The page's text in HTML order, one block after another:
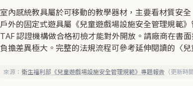
室內感統教具屬於可移動的教學器材，主要看材質安
戶外的固定式遊具屬《兒童遊戲場設施安全管理規範
TAF 認證機構做合格初檢才能對外開放。請廠商在書
負擔差異極大。完整的法規流程可參考延伸閱讀的〈
來源：衛生福利部《兒童遊戲場設施安全管理規範》專題報告 （更新時